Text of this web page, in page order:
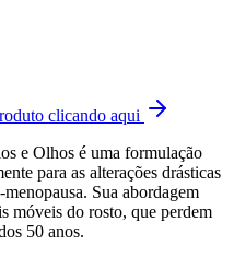
clicando aqui
e Olhos é uma formulação
para as alterações drásticas
Sua abordagem
móveis do rosto, que perdem
50 anos.